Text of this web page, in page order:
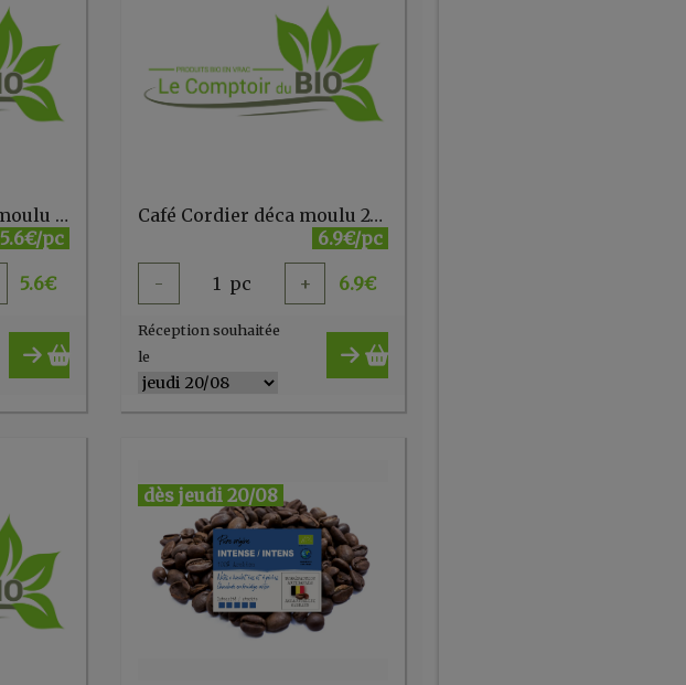
Café Cordier Corso moulu 250g
5.6€/pc
5.6€
Café Cordier déca moulu 250g
6.9€/pc
- 1 pc + 6.9€
Réception souhaitée
le
dès jeudi 20/08